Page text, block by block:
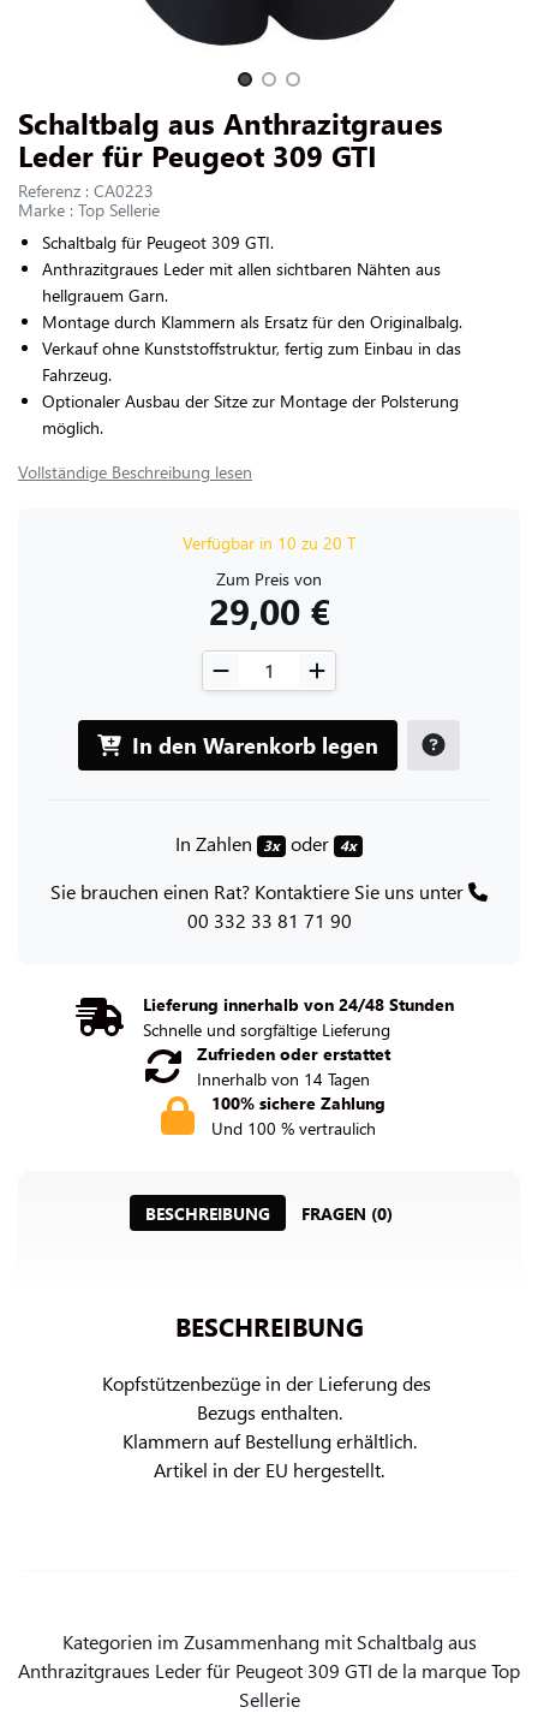
Schaltbalg aus Anthrazitgraues
Leder für Peugeot 309 GTI
Referenz : CA0223
Marke : Top Sellerie
Schaltbalg für Peugeot 309 GTI.
Anthrazitgraues Leder mit allen sichtbaren Nähten aus
hellgrauem Garn.
Montage durch Klammern als Ersatz für den Originalbalg.
Verkauf ohne Kunststoffstruktur, fertig zum Einbau in das
Fahrzeug.
Optionaler Ausbau der Sitze zur Montage der Polsterung
möglich.
Vollständige Beschreibung lesen
Verfügbar in 10 zu 20 T
Zum Preis von
29,00 €
In den Warenkorb legen
In Zahlen 3x oder 4x
Sie brauchen einen Rat? Kontaktiere Sie uns unter
00 332 33 81 71 90
Lieferung innerhalb von 24/48 Stunden
Schnelle und sorgfältige Lieferung
Zufrieden oder erstattet
Innerhalb von 14 Tagen
100% sichere Zahlung
Und 100 % vertraulich
BESCHREIBUNG FRAGEN (0)
BESCHREIBUNG
Kopfstützenbezüge in der Lieferung des
Bezugs enthalten.
Klammern auf Bestellung erhältlich.
Artikel in der EU hergestellt.
Kategorien im Zusammenhang mit Schaltbalg aus
Anthrazitgraues Leder für Peugeot 309 GTI de la marque Top
Sellerie